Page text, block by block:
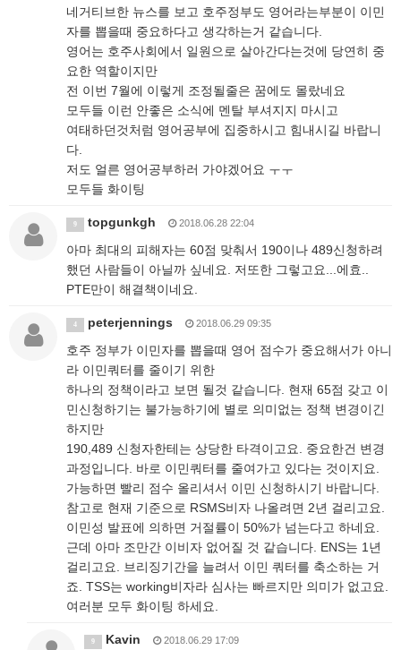
네거티브한 뉴스를 보고 호주정부도 영어라는부분이 이민
자를 뽑을때 중요하다고 생각하는거 같습니다.
영어는 호주사회에서 일원으로 살아간다는것에 당연히 중
요한 역할이지만
전 이번 7월에 이렇게 조정될줄은 꿈에도 몰랐네요
모두들 이런 안좋은 소식에 멘탈 부셔지지 마시고
여태하던것처럼 영어공부에 집중하시고 힘내시길 바랍니
다.
저도 얼른 영어공부하러 가야겠어요 ㅜㅜ
모두들 화이팅
9 topgunkgh 2018.06.28 22:04
아마 최대의 피해자는 60점 맞춰서 190이나 489신청하려
했던 사람들이 아닐까 싶네요. 저또한 그렇고요...에효..
PTE만이 해결책이네요.
4 peterjennings 2018.06.29 09:35
호주 정부가 이민자를 뽑을때 영어 점수가 중요해서가 아니
라 이민쿼터를 줄이기 위한
하나의 정책이라고 보면 될것 같습니다. 현재 65점 갖고 이
민신청하기는 불가능하기에 별로 의미없는 정책 변경이긴
하지만
190,489 신청자한테는 상당한 타격이고요. 중요한건 변경
과정입니다. 바로 이민쿼터를 줄여가고 있다는 것이지요.
가능하면 빨리 점수 올리셔서 이민 신청하시기 바랍니다.
참고로 현재 기준으로 RSMS비자 나올려면 2년 걸리고요.
이민성 발표에 의하면 거절률이 50%가 넘는다고 하네요.
근데 아마 조만간 이비자 없어질 것 같습니다. ENS는 1년
걸리고요. 브리징기간을 늘려서 이민 쿼터를 축소하는 거
죠. TSS는 working비자라 심사는 빠르지만 의미가 없고요.
여러분 모두 화이팅 하세요.
9 Kavin 2018.06.29 17:09